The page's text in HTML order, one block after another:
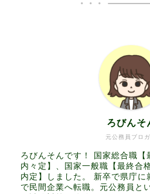
元公務員ブロ
ろびんそ
ろびんそんです！ 国家総合職【
内々定】、国家一般職【最終合
内定】しました。 新卒で県庁
で民間企業へ転職。元公務員と